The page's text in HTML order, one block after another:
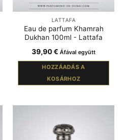
LATTAFA
Eau de parfum Khamrah
Dukhan 100ml - Lattafa
39,90€ Áfával együtt
HOZZÁADÁS A
KOSÁRHOZ